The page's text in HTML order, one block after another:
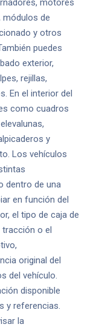
motores
módulos de
y otros
puedes
exterior,
rejillas,
En el interior del
como cuadros
y
Los vehículos
dentro de una
en función del
el tipo de caja de
tracción o el
original del
del vehículo.
disponible
y referencias.
la